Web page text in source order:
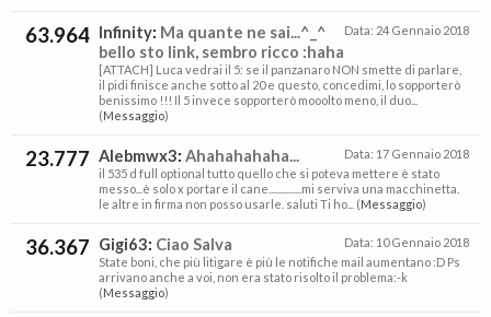
63.964 Data: 24 Gennaio 2018
Infinity: Ma quante ne sai...^_^
bello sto link, sembro ricco :haha
[ATTACH] Luca vedrai il 5: se il panzanaro NON smette di parlare,
il pidi finisce anche sotto al 20 e questo, concedimi, lo sopporterò
benissimo !!! Il 5 invece sopporterò mooolto meno, il duo...
(Messaggio)
23.777 Data: 17 Gennaio 2018
Alebmwx3: Ahahahahaha...
il 535 d full optional tutto quello che si poteva mettere è stato
messo...è solo x portare il cane...............mi serviva una macchinetta.
le altre in firma non posso usarle. saluti Ti ho... (Messaggio)
36.367 Data: 10 Gennaio 2018
Gigi63: Ciao Salva
State boni, che più litigare è più le notifiche mail aumentano :D Ps
arrivano anche a voi, non era stato risolto il problema:-k
(Messaggio)